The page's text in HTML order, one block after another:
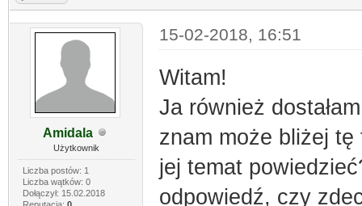
Amidala
Użytkownik
Liczba postów: 1
Liczba wątków: 0
Dołączył: 15.02.2018
15-02-2018, 16:51
Witam!
Ja również
znam może bliżej tę
jej temat
odpowiedź, czy